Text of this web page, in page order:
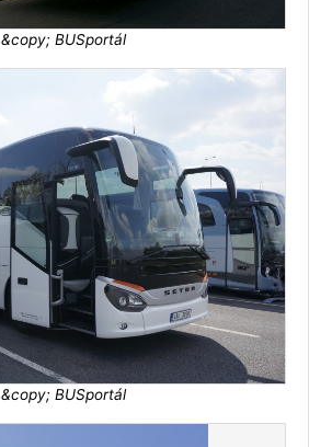
&copy; BUSportál
&copy; BUSportál